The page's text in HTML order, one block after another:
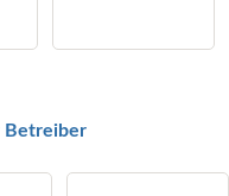
Betreiber